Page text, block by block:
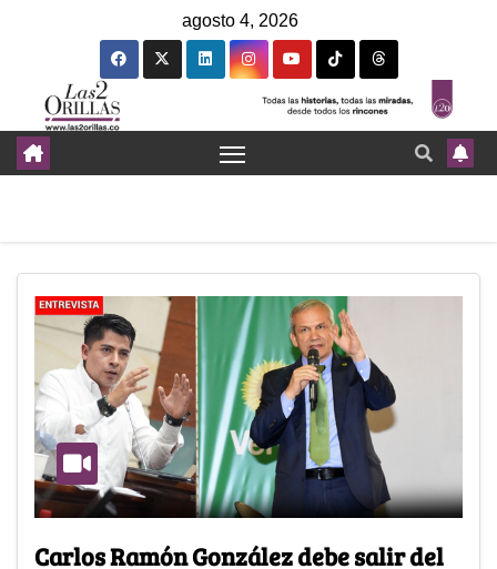
agosto 4, 2026
Carlos Ramón González debe salir del